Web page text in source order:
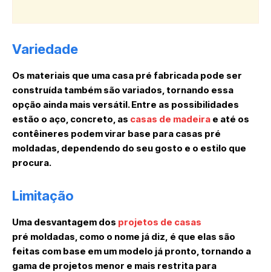
Variedade
Os materiais que uma casa pré fabricada pode ser
construída também são variados, tornando essa
opção ainda mais versátil. Entre as possibilidades
estão o aço, concreto, as casas de madeira e até os
contêineres podem virar base para casas pré
moldadas, dependendo do seu gosto e o estilo que
procura.
Limitação
Uma desvantagem dos projetos de casas
pré moldadas, como o nome já diz, é que elas são
feitas com base em um modelo já pronto, tornando a
gama de projetos menor e mais restrita para